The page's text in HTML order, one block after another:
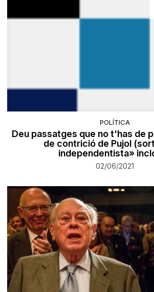
POLÍTICA
Deu passatges que no t'has de
de contrició de Pujol
independentista»
02/06/2021